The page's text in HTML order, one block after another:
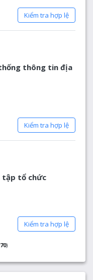
Kiểm tra hợp lệ
thông tin địa
Kiểm tra hợp lệ
tập tổ chức
Kiểm tra hợp lệ
)